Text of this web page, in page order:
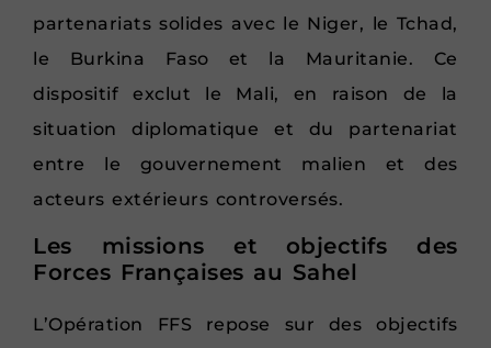
partenariats solides avec le Niger, le Tchad,
le Burkina Faso et la Mauritanie. Ce
dispositif exclut le Mali, en raison de la
situation diplomatique et du partenariat
entre le gouvernement malien et des
acteurs extérieurs controversés.
Les missions et objectifs des
Forces Françaises au Sahel
L’Opération FFS repose sur des objectifs